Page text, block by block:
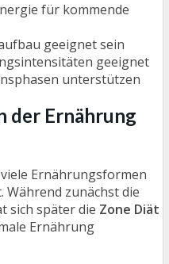
für kommende
geeignet sein
geeignet
unterstützen
der Ernährung
Ernährungsformen
zunächst die
sich später die Zone Diät
Ernährung